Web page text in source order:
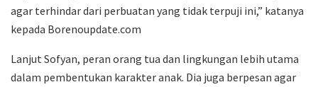
agar terhindar dari perbuatan yang tidak terpuji ini,” katanya
kepada Borenoupdate.com
Lanjut Sofyan, peran orang tua dan lingkungan lebih utama
dalam pembentukan karakter anak. Dia juga berpesan agar